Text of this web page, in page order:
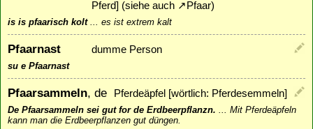
Pferd] (siehe auch ↗ Pfaar)
is is pfaarisch kolt... es ist extrem kalt
Pfaarnast dumme Person
su e Pfaarnast
Pfaarsammeln, de Pferdeäpfel [wörtlich: Pferdesemmeln]
De Pfaarsammeln sei gut for de Erdbeerpflanzn.
Mit Pferdeäpfeln
kann man die Erdbeerpflanzen gut düngen.